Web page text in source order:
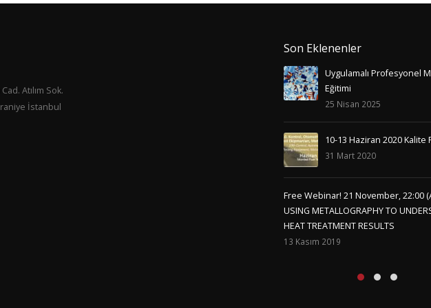
Atılım Sok.
İstanbul
Son Eklenenler
Uygulamalı Profesyonel
Eğitimi
25 Nisan 2025
10-13 Haziran 2020 Kalite
31 Mart 2020
Free Webinar! 21 November, 22:00
USING METALLOGRAPHY TO
HEAT TREATMENT RESULTS
13 Kasım 2019